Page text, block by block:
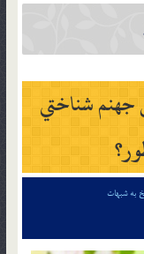
جهنم شناختي
به شبهات